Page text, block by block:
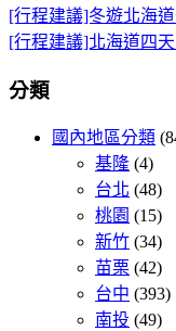
[行程建議]冬遊北海
[行程建議]北海道四
分類
國內地區分類
基隆 (4)
台北 (48)
桃園 (15)
新竹 (34)
苗栗 (42)
台中 (393)
南投 (49)